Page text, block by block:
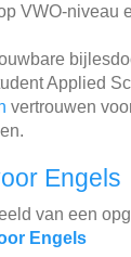
VWO-niveau
Applied
vertrouwen
Engels
van een
Engels